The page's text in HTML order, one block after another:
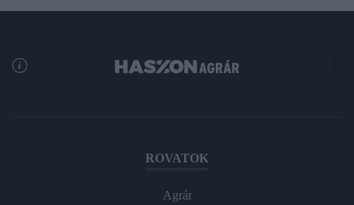
ROVATOK
Agrár